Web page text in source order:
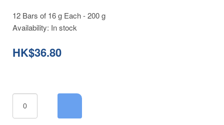
12 Bars of 16 g Each - 200 g
Availability: In stock
HK$36.80